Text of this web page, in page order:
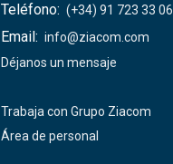
Teléfono: (+34) 91 723 33 06
Email: info@ziacom.com
Déjanos un mensaje
Trabaja con Grupo Ziacom
Área de personal